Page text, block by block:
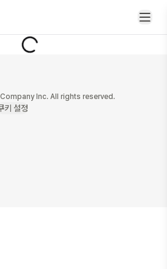
Inc. All rights reserved.
키 설정